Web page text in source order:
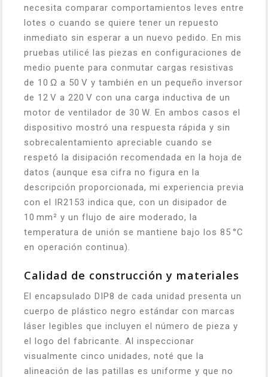
necesita comparar comportamientos leves entre
lotes o cuando se quiere tener un repuesto
inmediato sin esperar a un nuevo pedido. En mis
pruebas utilicé las piezas en configuraciones de
medio puente para conmutar cargas resistivas
de 10 Ω a 50 V y también en un pequeño inversor
de 12 V a 220 V con una carga inductiva de un
motor de ventilador de 30 W. En ambos casos el
dispositivo mostró una respuesta rápida y sin
sobrecalentamiento apreciable cuando se
respetó la disipación recomendada en la hoja de
datos (aunque esa cifra no figura en la
descripción proporcionada, mi experiencia previa
con el IR2153 indica que, con un disipador de
10 mm² y un flujo de aire moderado, la
temperatura de unión se mantiene bajo los 85 °C
en operación continua).
Calidad de construcción y materiales
El encapsulado DIP8 de cada unidad presenta un
cuerpo de plástico negro estándar con marcas
láser legibles que incluyen el número de pieza y
el logo del fabricante. Al inspeccionar
visualmente cinco unidades, noté que la
alineación de las patillas es uniforme y que no